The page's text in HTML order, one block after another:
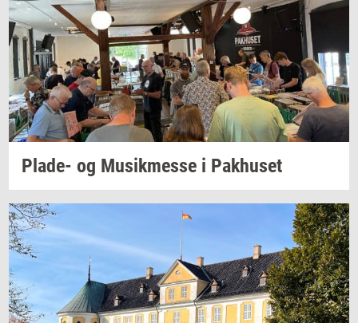
Plade-​ og Mu­sik­mes­se i Pak­hu­set